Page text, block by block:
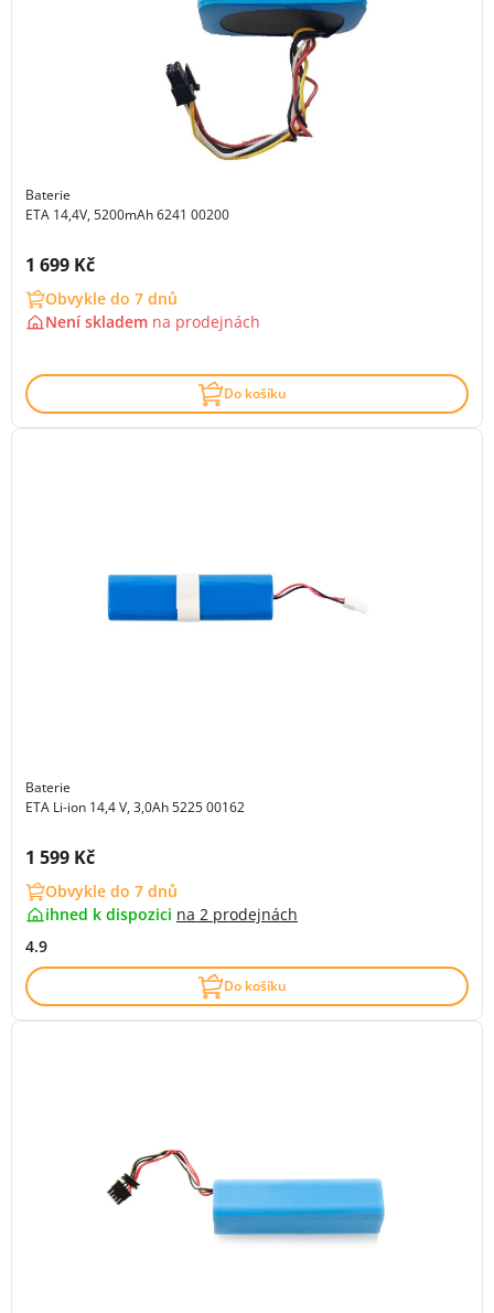
Baterie
ETA 14,4V, 5200mAh 6241 00200
Cena s DPH:
1 699 Kč
Obvykle do 7 dnů
Není skladem na prodejnách
Do košíku
Baterie
ETA Li-ion 14,4 V, 3,0Ah 5225 00162
Cena s DPH:
1 599 Kč
Obvykle do 7 dnů
ihned k dispozici na 2 prodejnách
4.9
Do košíku